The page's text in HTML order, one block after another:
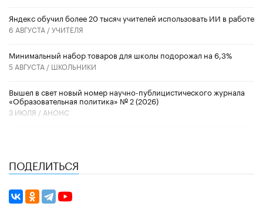
​Яндекс обучил более 20 тысяч учителей использовать ИИ в работе
6 АВГУСТА /УЧИТЕЛЯ
Минимальный набор товаров для школы подорожал на 6,3%
5 АВГУСТА / ШКОЛЬНИКИ
Вышел в свет новый номер научно-публицистического журнала
«Образовательная политика» № 2 (2026)
3 ИЮЛЯ / АНОНС
ПОДЕЛИТЬСЯ